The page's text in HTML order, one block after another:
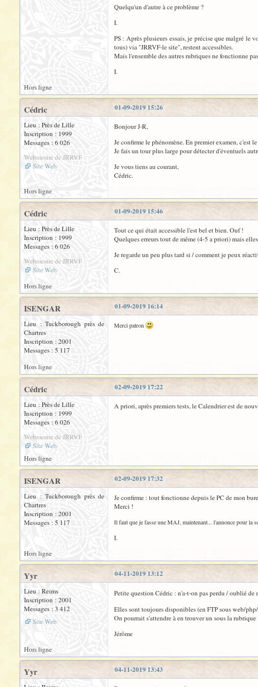
Quelqu'un d'autre à ce problème ?
I.
PS : Après plusieurs essais, je précise que malgré
tous) via "JRRVF-le site", restent accessibles.
Mais l'ensemble des autres rubriques ne fonctionne
I.
Hors ligne
01-09-2019 15:26
Cédric
Lieu : Près de Lille
Inscription : 1999
Messages : 6 026
Webmestre de JRRVF
Site Web
Bonjour J-R,
Je confirme le phénomène. En premier examen, c'est
Je fais un tour plus large pour détecter d'éventuels
Je vous tiens au courant,
Cédric.
Hors ligne
01-09-2019 15:46
Cédric
Lieu : Près de Lille
Inscription : 1999
Messages : 6 026
Webmestre de JRRVF
Site Web
Tout ce qui était accessible l'est bel et bien. Ouf !
Quelques erreurs tout de même (4-5 a priori) mais
Je regarde un peu plus tard si / comment je peux
C.
Hors ligne
01-09-2019 16:14
ISENGAR
Lieu : Tuckborough près de
Chartres
Inscription : 2001
Messages : 5 117
Merci patron
Hors ligne
02-09-2019 17:22
Cédric
Lieu : Près de Lille
Inscription : 1999
Messages : 6 026
Webmestre de JRRVF
Site Web
A priori, après premiers tests, le Calendrier est de
Hors ligne
02-09-2019 17:32
ISENGAR
Lieu : Tuckborough près de
Chartres
Inscription : 2001
Messages : 5 117
Je confirme : tout fonctionne depuis le PC de mon
Merci !
Il faut que je fasse une MAJ, maintenant... l'annonce pour la
I.
Hors ligne
04-11-2019 13:12
Yyr
Lieu : Reims
Inscription : 2001
Messages : 3 412
Site Web
Petite question Cédric : n'a-t-on pas perdu / oublié de
Elles sont toujours disponibles (en FTP sous web/
On pourrait s'attendre à en trouver un sous la
Jérôme
Hors ligne
04-11-2019 13:43
Yyr